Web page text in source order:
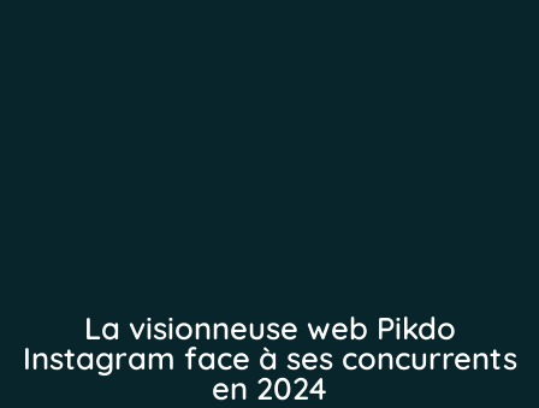
La visionneuse web Pikdo
Instagram face à ses concurrents
en 2024